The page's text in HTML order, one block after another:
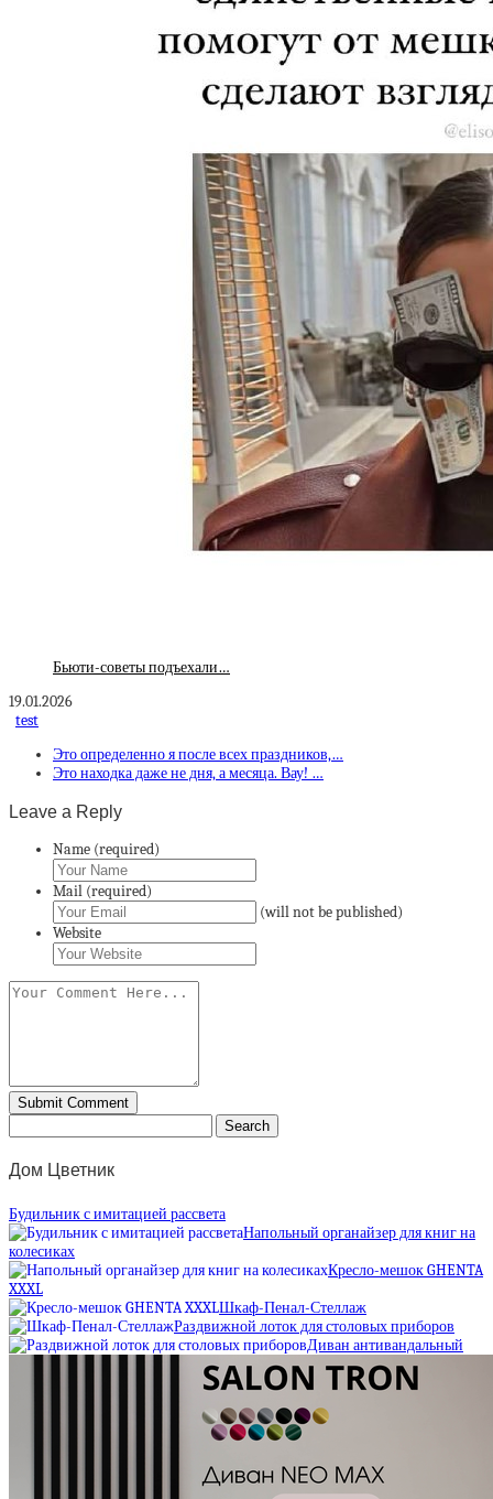
Бьюти-советы подъехали…
19.01.2026
test
Это определенно я после всех праздников,…
Это находка даже не дня, а месяца. Вау! …
Leave a Reply
Name (required)
Mail (required)
(will not be published)
Website
Дом Цветник
Будильник с имитацией рассвета
Напольный органайзер для книг на
колесиках
Кресло-мешок GHENTA
XXXL
Шкаф-Пенал-Стеллаж
Раздвижной лоток для столовых приборов
Диван антивандальный